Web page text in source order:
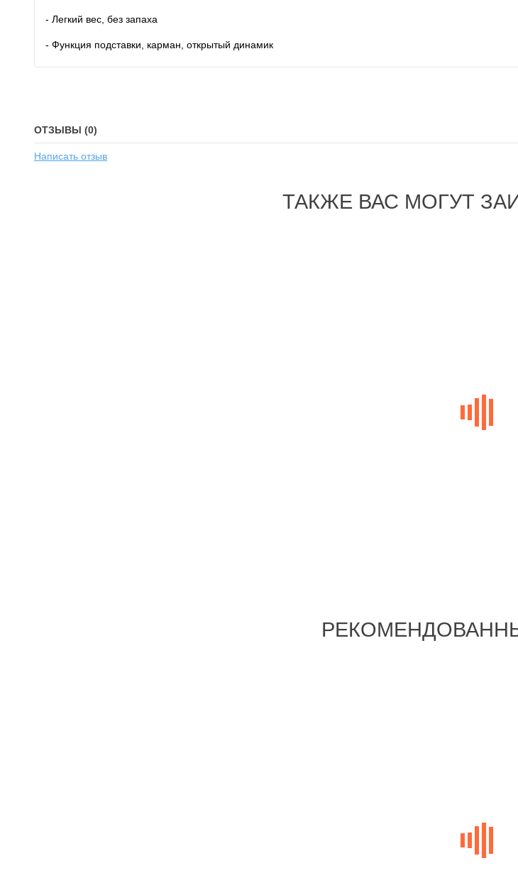
- Легкий вес, без запаха
- Функция подставки, карман, открытый динамик
ОТЗЫВЫ (0)
Написать отзыв
ТАКЖЕ ВАС МОГУТ